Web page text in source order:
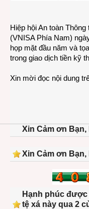
Hiệp hội An toàn
(VNISA Phía Nam)
họp mặt đầu năm và
trong giao dịch tiền kỹ
Xin mời đọc nội dung
Xin Cảm ơn
Xin Cảm ơn
Hạnh phúc
tệ xá này qua 2